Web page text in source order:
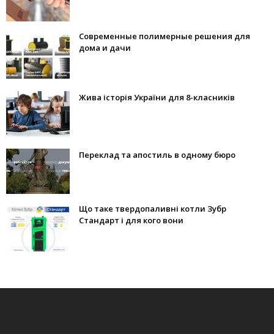
Современные полимерные решения для
дома и дачи
Жива історія України для 8-класників
Переклад та апостиль в одному бюро
Що таке твердопаливні котли Зубр
Стандарт і для кого вони